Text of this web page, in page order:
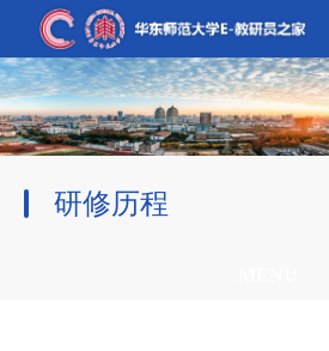
研修历程